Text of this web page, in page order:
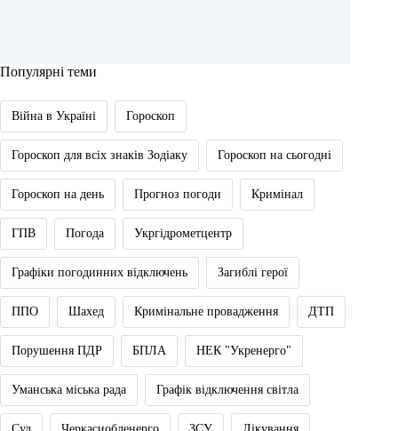
Популярні теми
Війна в Україні Гороскоп
Гороскоп для всіх знаків Зодіаку Гороскоп на сьогодні
Гороскоп на день Прогноз погоди Кримінал
ГПВ Погода Укргідрометцентр
Графіки погодинних відключень Загиблі герої
ППО Шахед Кримінальне провадження ДТП
Порушення ПДР БПЛА НЕК "Укренерго"
Уманська міська рада Графік відключення світла